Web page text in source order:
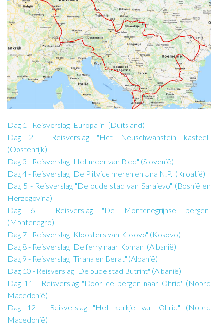
Dag 1 - Reisverslag "Europa in" (Duitsland)
Dag 2 - Reisverslag "Het Neuschwanstein kasteel"
(Oostenrijk)
Dag 3 - Reisverslag "Het meer van Bled" (Slovenië)
Dag 4 - Reisverslag "De Plitvice meren en Una N.P." (Kroatië)
Dag 5 - Reisverslag "De oude stad van Sarajevo" (Bosnië en
Herzegovina)
Dag 6 - Reisverslag "De Montenegrijnse bergen"
(Montenegro)
Dag 7 - Reisverslag "Kloosters van Kosovo" (Kosovo)
Dag 8 - Reisverslag "De ferry naar Koman" (Albanië)
Dag 9 - Reisverslag "Tirana en Berat" (Albanië)
Dag 10 - Reisverslag "De oude stad Butrint" (Albanië)
Dag 11 - Reisverslag "Door de bergen naar Ohrid" (Noord
Macedonië)
Dag 12 - Reisverslag "Het kerkje van Ohrid" (Noord
Macedonië)